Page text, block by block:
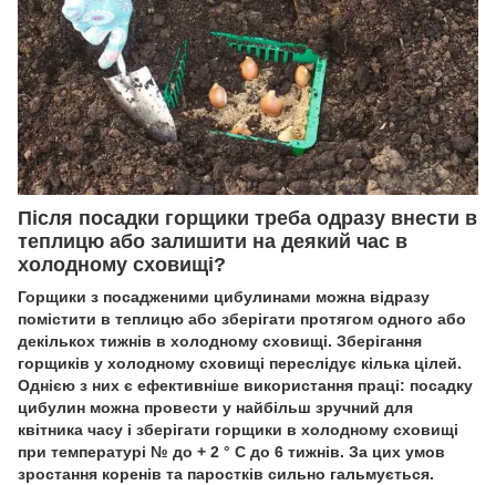
Після посадки горщики треба одразу внести в
теплицю або залишити на деякий час в
холодному сховищі?
Горщики з посадженими цибулинами можна відразу
помістити в теплицю або зберігати протягом одного або
декількох тижнів в холодному сховищі. Зберігання
горщиків у холодному сховищі переслідує кілька цілей.
Однією з них є ефективніше використання праці: посадку
цибулин можна провести у найбільш зручний для
квітника часу і зберігати горщики в холодному сховищі
при температурі № до + 2 ° С до 6 тижнів. За цих умов
зростання коренів та паростків сильно гальмується.